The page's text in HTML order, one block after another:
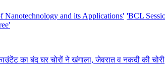
Nanotechnology and its Applications' 'BCL
का बंद घर चोरों ने खंगाला, जेवरात व नकदी की चोरी